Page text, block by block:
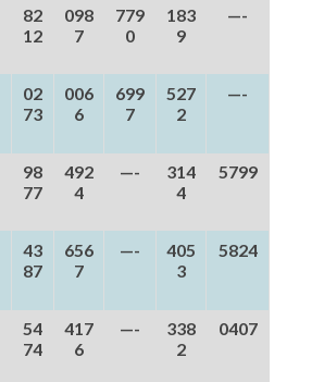
82
12
098
7
779
0
183
9
—-
02
73
006
6
699
7
527
2
—-
98
77
492
4
—-
314
4
5799
43
87
656
7
—-
405
3
5824
54
74
417
6
—-
338
2
0407